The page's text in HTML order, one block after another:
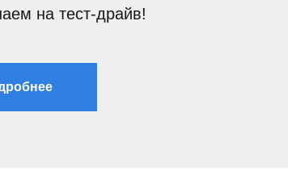
на тест-драйв!